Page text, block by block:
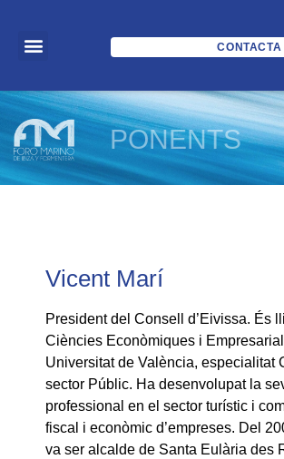
CONTACTA
PONENTS
Vicent Marí
President del Consell d’Eivissa. És
Ciències Econòmiques i
Universitat de València, especialitat
sector Públic. Ha desenvolupat la
professional en el sector turístic i
fiscal i econòmic d’empreses. Del
va ser alcalde de Santa Eulària des